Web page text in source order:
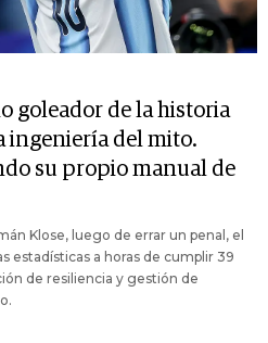
goleador de la historia
ingeniería del mito.
su propio manual de
Klose, luego de errar un penal, el
estadísticas a horas de cumplir 39
de resiliencia y gestión de